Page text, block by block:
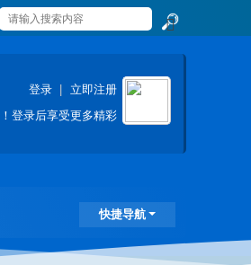
索
登录
立即注册
登录后享受更多精彩
快捷导航